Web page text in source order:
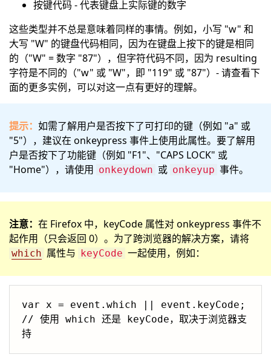
按键代码 - 代表键盘上实际键的数字
这些类型并不总是意味着同样的事情。例如，小写 "w" 和
大写 "W" 的键盘代码相同，因为在键盘上按下的键是相同
的（"W" = 数字 "87"），但字符代码不同，因为 resulting
字符是不同的（"w" 或 "W"，即 "119" 或 "87"）- 请查看下
面的更多实例，可以对这一点有更好的理解。
提示： 如需了解用户是否按下了可打印的键（例如 "a" 或
"5"），建议在 onkeypress 事件上使用此属性。要了解用
户是否按下了功能键（例如 "F1"、"CAPS LOCK" 或
"Home"），请使用 onkeydown 或 onkeyup 事件。
注意： 在 Firefox 中，keyCode 属性对 onkeypress 事件不
起作用（只会返回 0）。为了跨浏览器的解决方案，请将
which 属性与 keyCode 一起使用，例如：
var x = event.which || event.keyCode;
// 使用 which 还是 keyCode，取决于浏览器支
持